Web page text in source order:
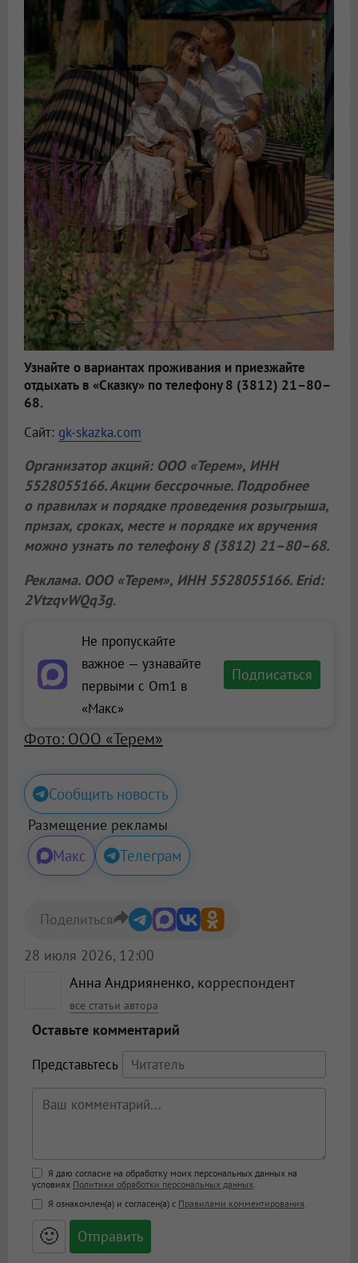
Узнайте о вариантах проживания и приезжайте
отдыхать в «Сказку» по телефону 8 (3812) 21–80–
68.
Сайт: gk-skazka.com
Организатор акций: ООО «Терем», ИНН
5528055166. Акции бессрочные. Подробнее
о правилах и порядке проведения розыгрыша,
призах, сроках, месте и порядке их вручения
можно узнать по телефону 8 (3812) 21–80–68.
Реклама. ООО «Терем», ИНН 5528055166. Erid:
2VtzqvWQq3g.
Не пропускайте
важное — узнавайте
первыми с Om1 в
«Макс»
Подписаться
Фото: ООО «Терем»
Сообщить новость
Размещение рекламы
Макс Телеграм
Анна Андрияненко, корреспондент
все статьи автора
28 июля 2026, 12:00
Поделиться
Оставьте комментарий
Представьтесь
Поддержка HTML
<b>, <strong>, <u>, <i>, <em>, <s>, <big>,
<small>, <sup>, <sub>, <pre>, <ul>, <ol>, <li>,
<blockquote>, <code> экранирует HTML,
адреса URL автоматически становятся
ссылками, и [img]адрес[/img] будет
Я даю согласие на обработку моих персональных данных на
условиях Политики обработки персональных данных.
Я ознакомлен(а) и согласен(а) с Правилами комментирования.
🙂